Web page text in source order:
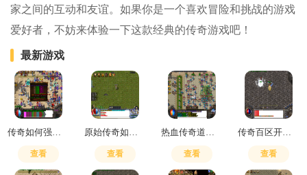
家之间的互动和友谊。如果你是一个喜欢冒险和挑战的游戏
爱好者，不妨来体验一下这款经典的传奇游戏吧！
最新游戏
查看 查看 查看 查看